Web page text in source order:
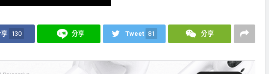
130 分享 Tweet 81 分享